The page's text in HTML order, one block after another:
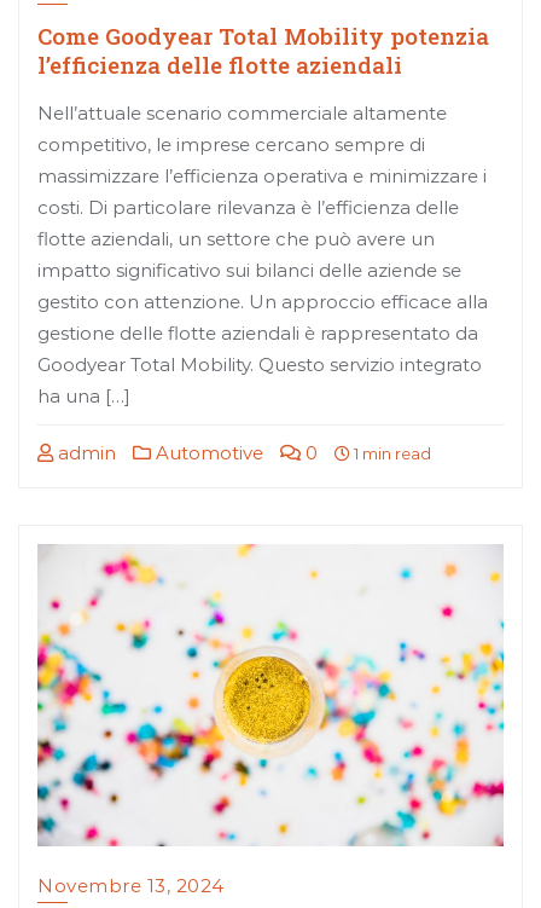
Come Goodyear Total Mobility potenzia
l’efficienza delle flotte aziendali
Nell’attuale scenario commerciale altamente
competitivo, le imprese cercano sempre di
massimizzare l’efficienza operativa e minimizzare i
costi. Di particolare rilevanza è l’efficienza delle
flotte aziendali, un settore che può avere un
impatto significativo sui bilanci delle aziende se
gestito con attenzione. Un approccio efficace alla
gestione delle flotte aziendali è rappresentato da
Goodyear Total Mobility. Questo servizio integrato
ha una […]
admin Automotive 0 1 min read
Novembre 13, 2024